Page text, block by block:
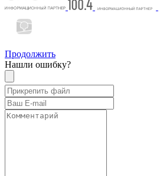
Продолжить
Нашли ошибку?